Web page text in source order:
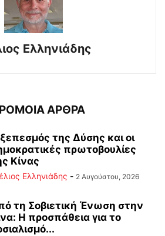
Ελληνιάδης
ΑΡΘΡΑ
της Δύσης και οι
πρωτοβουλίες
Κίνας
Ελληνιάδης - 2 Αυγούστου, 2026
τη Σοβιετική Ένωση στην
Η προσπάθεια για το